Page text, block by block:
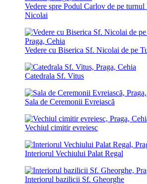
Vedere spre Podul Carlov de pe
Nicolai
Vedere cu Biserica Sf. Nicolai de pe
Catedrala Sf. Vitus
Sala de Ceremonii Evreiască
Vechiul cimitir evreiesc
Interiorul Vechiului Palat Regal
Interiorul bazilicii Sf. Gheorghe